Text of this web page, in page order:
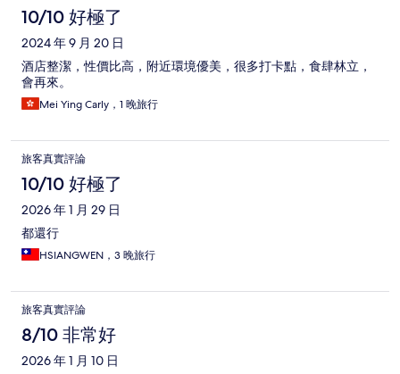
10/10 好極了
2024 年 9 月 20 日
酒店整潔，性價比高，附近環境優美，很多打卡點，食肆林立，
會再來。
Mei Ying Carly，1 晚旅行
旅客真實評論
10/10 好極了
2026 年 1 月 29 日
都還行
HSIANGWEN，3 晚旅行
旅客真實評論
8/10 非常好
2026 年 1 月 10 日